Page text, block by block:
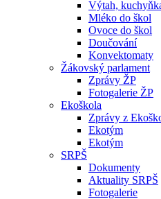
Výtah,
Mléko do škol
Ovoce do škol
Doučování
Konvektomaty
Žákovský parlament
Zprávy ŽP
Fotogalerie ŽP
Ekoškola
Zprávy z
Ekotým
Ekotým
SRPŠ
Dokumenty
Aktuality SRPŠ
Fotogalerie